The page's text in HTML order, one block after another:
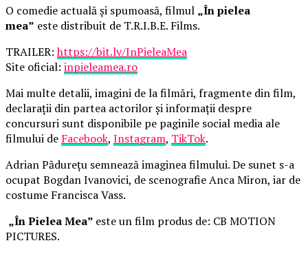
O comedie actuală și spumoasă, filmul „În pielea
mea” este distribuit de T.R.I.B.E. Films.
TRAILER:https://bit.ly/InPieleaMea
Site oficial: inpieleamea.ro
Mai multe detalii, imagini de la filmări, fragmente din film,
declarații din partea actorilor și informații despre
concursuri sunt disponibile pe paginile social media ale
filmului de Facebook, Instagram, TikTok.
Adrian Pădurețu semnează imaginea filmului. De sunet s-a
ocupat Bogdan Ivanovici, de scenografie Anca Miron, iar de
costume Francisca Vass.
„În Pielea Mea” este un film produs de: CB MOTION
PICTURES.